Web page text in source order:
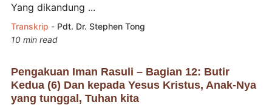
Yang dikandung ...
Transkrip - Pdt. Dr. Stephen Tong
10 min read
Pengakuan Iman Rasuli – Bagian 12: Butir
Kedua (6) Dan kepada Yesus Kristus, Anak-Nya
yang tunggal, Tuhan kita